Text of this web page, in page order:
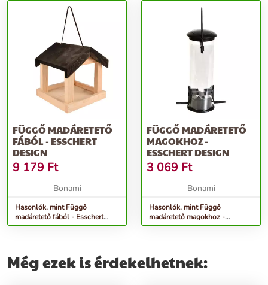
FÜGGŐ MADÁRETETŐ
FÁBÓL - ESSCHERT
DESIGN
9 179 Ft
Bonami
Hasonlók, mint Függő
madáretető fából - Esschert
Design
FÜGGŐ MADÁRETETŐ
MAGOKHOZ -
ESSCHERT DESIGN
3 069 Ft
Bonami
Hasonlók, mint Függő
madáretető magokhoz -
Esschert Design
Még ezek is érdekelhetnek: